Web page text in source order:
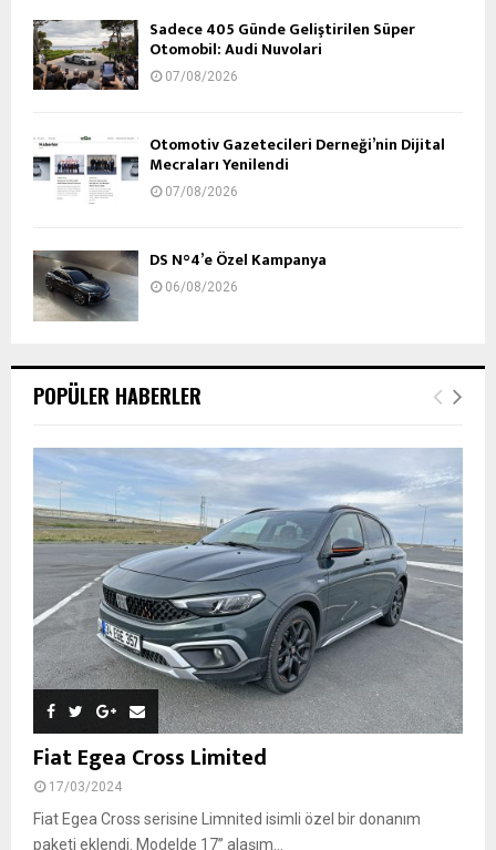
Sadece 405 Günde Geliştirilen Süper
Otomobil: Audi Nuvolari
07/08/2026
Otomotiv Gazetecileri Derneği’nin Dijital
Mecraları Yenilendi
07/08/2026
DS N°4’e Özel Kampanya
06/08/2026
POPÜLER HABERLER
Fiat Egea Cross Limited
17/03/2024
Fiat Egea Cross serisine Limnited isimli özel bir donanım
paketi eklendi. Modelde 17’’ alaşım...